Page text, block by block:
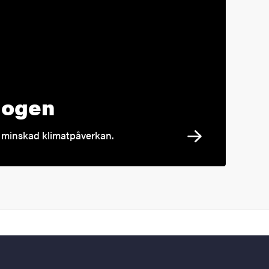
klimatpåverkan.